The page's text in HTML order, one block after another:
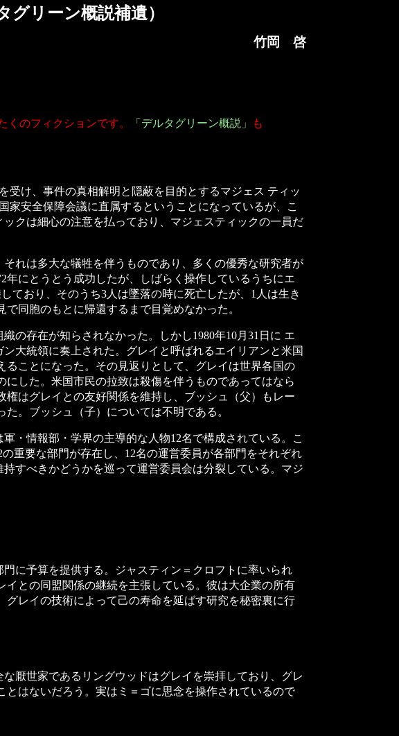
リーン概説補遺）
竹岡 啓
のフィクションです。 「デルタグリーン概説」
も
け、事件の真相解明と隠蔽を目的とするマジェス ティッ
家安全保障会議に直属するということになっているが、こ
クは細心の注意を払っており、マジェスティックの一員だ
れは多大な犠牲を伴うものであり、多くの優秀な研究者が
にとうとう成功したが、しばらく操作しているうちにエ
ており、そのうち3人は墜落の時に死亡したが、1人は生き
同胞のもとに帰還するまで目覚めなかった。
の存在が知らされなかった。しかし1980年10月31日に エ
大統領に奏上された。グレイと呼ばれるエイリアンと米国
ことになった。その見返りとして、グレイは世界各国の
した。米国市民の拉致は殺傷を伴うものであってはなら
はグレイとの友好関係を維持し、ブッシュ（父）もレー
。ブッシュ（子）については不明である。
・情報部・学界の主導的な人物12名で構成されている。こ
重要な部門が存在し、12名の運営委員が各部門をそれぞれ
すべきかどうかを巡って運営委員会は分裂している。マジ
に予算を提供する。ジャスティン＝クロフトに率いられ
との同盟関係の継続を主張している。彼は大企業の所有
レイの技術によって己の寿命を延ばす研究を秘密裏に行
厭世家であるリングウッドはグレイを崇拝しており、グレ
はないだろう。実はミ＝ゴに思念を操作されているので